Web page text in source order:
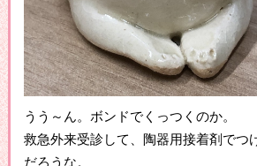
うう～ん。ボンドでくっつくのか。
救急外来受診して、陶器用接着剤でつ
だろうな。